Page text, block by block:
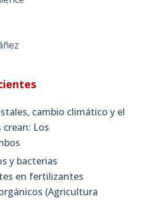
cambio climático y el
Los
y bacterias
en fertilizantes
(Agricultura